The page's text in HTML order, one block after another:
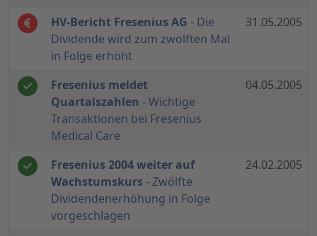
HV-Bericht Fresenius AG - Die
Dividende wird zum zwölften Mal
in Folge erhöht
31.05.2005
Fresenius meldet
Quartalszahlen - Wichtige
Transaktionen bei Fresenius
Medical Care
04.05.2005
Fresenius 2004 weiter auf
Wachstumskurs - Zwölfte
Dividendenerhöhung in Folge
vorgeschlagen
24.02.2005